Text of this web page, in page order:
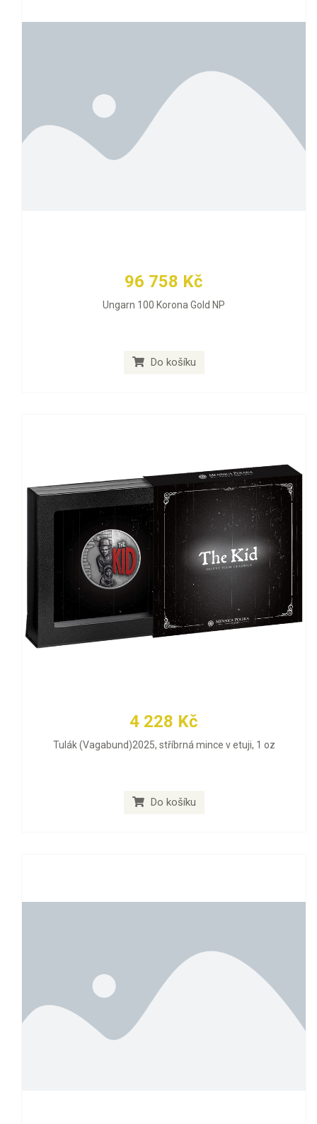
96 758 Kč
Ungarn 100 Korona Gold NP
Do košíku
4 228 Kč
Tulák (Vagabund)2025, stříbrná mince v etuji, 1 oz
Do košíku